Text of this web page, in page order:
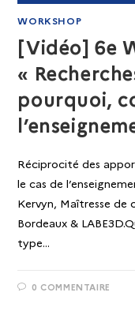
WORKSHOP
[Vidéo] 6e
«
pourquoi,
Réciprocité des
le cas de
Kervyn, Maîtresse de
Bordeaux &
type…
0 COMMENTAIRE